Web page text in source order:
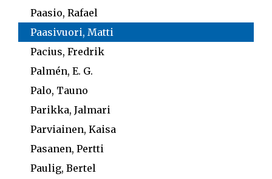
Paasio, Rafael
Paasivuori, Matti
Pacius, Fredrik
Palmén, E. G.
Palo, Tauno
Parikka, Jalmari
Parviainen, Kaisa
Pasanen, Pertti
Paulig, Bertel